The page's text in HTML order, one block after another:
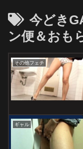
今どき
ン便＆おも
その他フェチ
ギャル